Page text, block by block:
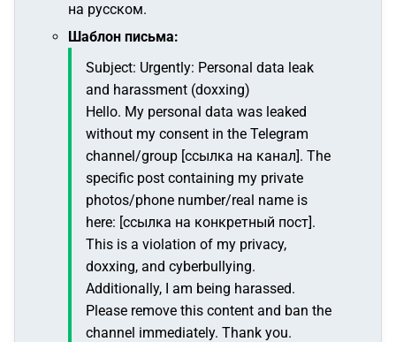
на русском.
Шаблон письма:
Subject: Urgently: Personal data leak
and harassment (doxxing)
Hello. My personal data was leaked
without my consent in the Telegram
channel/group [ссылка на канал]. The
specific post containing my private
photos/phone number/real name is
here: [ссылка на конкретный пост].
This is a violation of my privacy,
doxxing, and cyberbullying.
Additionally, I am being harassed.
Please remove this content and ban the
channel immediately. Thank you.